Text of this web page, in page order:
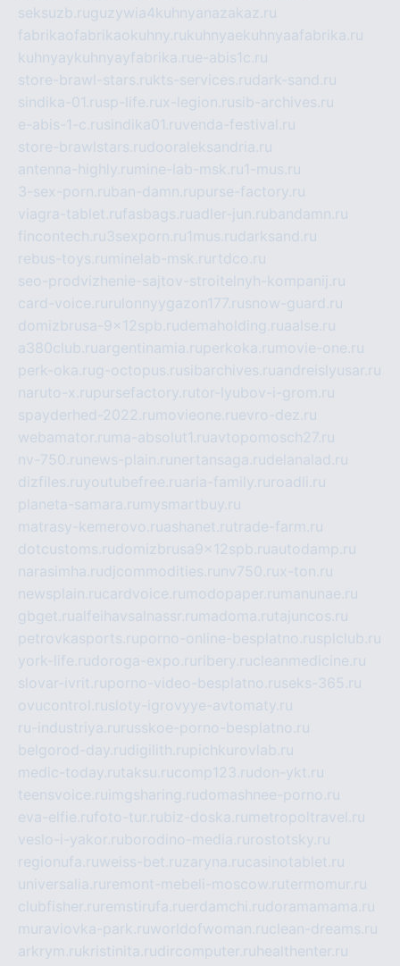
seksuzb.ruguzywia4kuhnyanazakaz.ru
fabrikaofabrikaokuhny.rukuhnyaekuhnyaafabrika.ru
kuhnyaykuhnyayfabrika.rue-abis1c.ru
store-brawl-stars.rukts-services.rudark-sand.ru
sindika-01.rusp-life.rux-legion.rusib-archives.ru
e-abis-1-c.rusindika01.ruvenda-festival.ru
store-brawlstars.rudooraleksandria.ru
antenna-highly.ru mine-lab-msk.ru1-mus.ru
3-sex-porn.ruban-damn.rupurse-factory.ru
viagra-tablet.rufasbags.ruadler-jun.rubandamn.ru
fincontech.ru3sexporn.ru1mus.rudarksand.ru
rebus-toys.ru minelab-msk.ru rtdco.ru
seo-prodvizhenie-sajtov-stroitelnyh-kompanij.ru
card-voice.ru rulonnyygazon177.rusnow-guard.ru
domizbrusa-9x12spb.rudemaholding.ruaalse.ru
a380club.ruargentinamia.ruperkoka.ru movie-one.ru
perk-oka.rug-octopus.rusibarchives.ruandreislyusar.ru
naruto-x.rupursefactory.rutor-lyubov-i-grom.ru
spayderhed-2022.ru movieone.ruevro-dez.ru
webamator.ru ma-absolut1.ruavtopomosch27.ru
nv-750.ru news-plain.ru nertansaga.rudelanalad.ru
dizfiles.ruyoutubefree.ruaria-family.ru roadli.ru
planeta-samara.ru mysmartbuy.ru
matrasy-kemerovo.ruashanet.rutrade-farm.ru
dotcustoms.rudomizbrusa9x12spb.ruautodamp.ru
narasimha.rudjcommodities.ru nv750.rux-ton.ru
newsplain.rucardvoice.ru modopaper.ru manunae.ru
gbget.rualfeihavsalnassr.ru madoma.rutajuncos.ru
petrovkasports.ruporno-online-besplatno.rusplclub.ru
york-life.rudoroga-expo.ru ribery.rucleanmedicine.ru
slovar-ivrit.ruporno-video-besplatno.ruseks-365.ru
ovucontrol.rusloty-igrovyye-avtomaty.ru
ru-industriya.ru russkoe-porno-besplatno.ru
belgorod-day.rudigilith.rupichkurovlab.ru
medic-today.rutaksu.rucomp123.rudon-ykt.ru
teensvoice.ru imgsharing.rudomashnee-porno.ru
eva-elfie.rufoto-tur.rubiz-doska.ru metropoltravel.ru
veslo-i-yakor.ruborodino-media.ru rostotsky.ru
regionufa.ruweiss-bet.ruzaryna.rucasinotablet.ru
universalia.ru remont-mebeli-moscow.rutermomur.ru
clubfisher.ru remstirufa.ruerdamchi.rudoramamama.ru
muraviovka-park.ruworldofwoman.ruclean-dreams.ru
arkrym.rukristinita.rudircomputer.ru healthenter.ru